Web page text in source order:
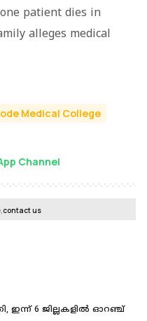
patient dies in
alleges medical
Medical College
Channel
contact us
ഇന്ന് 6 ജില്ലകളില്‍ ഓറഞ്ച്